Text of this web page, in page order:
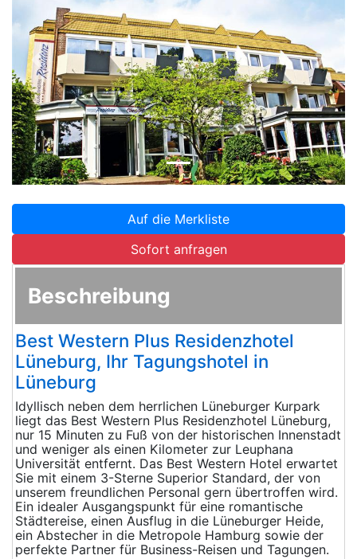
Zurück
Auf die Merkliste
Sofort anfragen
Beschreibung
Best Western Plus Residenzhotel
Lüneburg, Ihr Tagungshotel in
Lüneburg
Idyllisch neben dem herrlichen Lüneburger Kurpark
liegt das Best Western Plus Residenzhotel Lüneburg,
nur 15 Minuten zu Fuß von der historischen Innenstadt
und weniger als einen Kilometer zur Leuphana
Universität entfernt. Das Best Western Hotel erwartet
Sie mit einem 3-Sterne Superior Standard, der von
unserem freundlichen Personal gern übertroffen wird.
Ein idealer Ausgangspunkt für eine romantische
Städtereise, einen Ausflug in die Lüneburger Heide,
ein Abstecher in die Metropole Hamburg sowie der
perfekte Partner für Business-Reisen und Tagungen.